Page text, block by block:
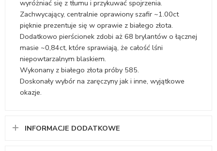
wyróżniać się z tłumu i przykuwać spojrzenia.
Zachwycający, centralnie oprawiony szafir ~1.00ct
pięknie prezentuje się w oprawie z białego złota.
Dodatkowo pierścionek zdobi aż 68 brylantów o łącznej
masie ~0,84ct, które sprawiają, że całość lśni
niepowtarzalnym blaskiem.
Wykonany z białego złota próby 585.
Doskonały wybór na zaręczyny jak i inne, wyjątkowe
okazje.
INFORMACJE DODATKOWE